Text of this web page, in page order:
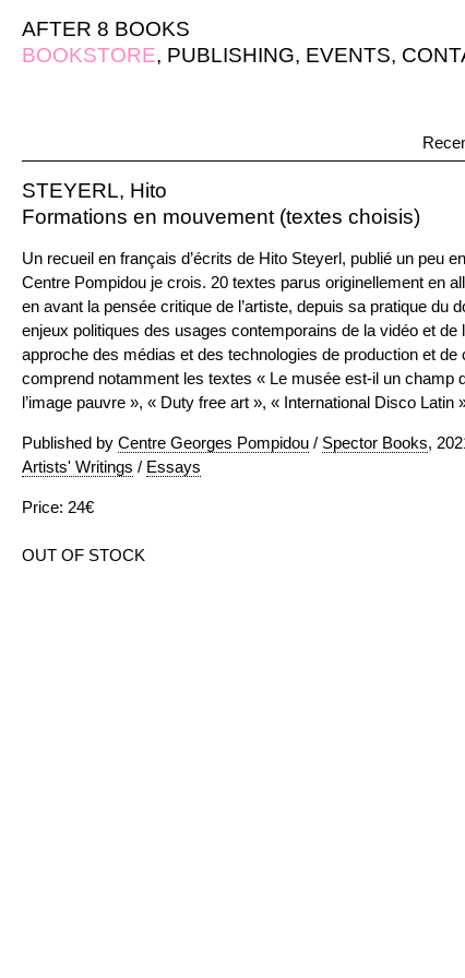
AFTER 8 BOOKS
BOOKSTORE, PUBLISHING, EVENTS,
STEYERL, Hito
Formations en mouvement (textes choisis)
Un recueil en français d’écrits de Hito Steyerl, publié un peu
Centre Pompidou je crois. 20 textes parus originellement en
en avant la pensée critique de l’artiste, depuis sa pratique du
enjeux politiques des usages contemporains de la vidéo et de
approche des médias et des technologies de production et
comprend notamment les textes « Le musée est-il un champ
l’image pauvre », « Duty free art », « International Disco Latin
Published by Centre Georges Pompidou / Spector Books,
Artists' Writings / Essays
Price: 24€
OUT OF STOCK